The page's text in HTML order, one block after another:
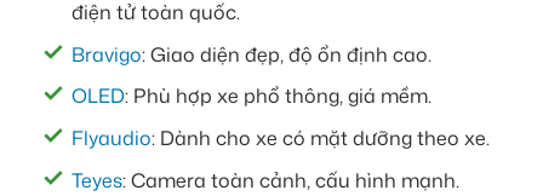
điện tử toàn quốc.
Bravigo: Giao diện đẹp, độ ổn định cao.
OLED: Phù hợp xe phổ thông, giá mềm.
Flyaudio: Dành cho xe có mặt dưỡng theo xe.
Teyes: Camera toàn cảnh, cấu hình mạnh.